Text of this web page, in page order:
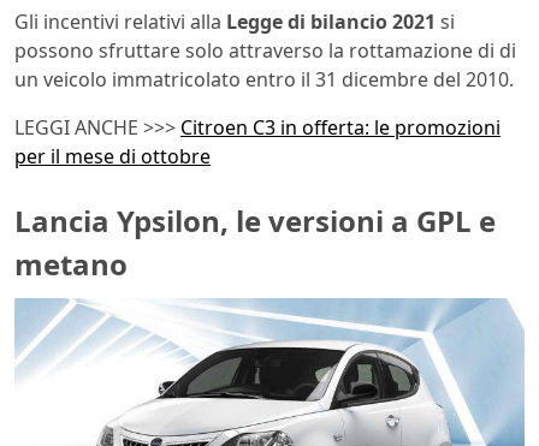
Gli incentivi relativi alla Legge di bilancio 2021 si
possono sfruttare solo attraverso la rottamazione di di
un veicolo immatricolato entro il 31 dicembre del 2010.
LEGGI ANCHE >>> Citroen C3 in offerta: le promozioni
per il mese di ottobre
Lancia Ypsilon, le versioni a GPL e
metano